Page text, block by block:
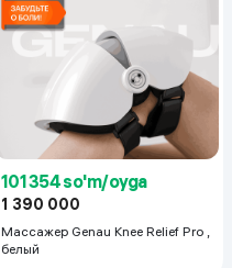
101 354 so'm/oyga
1 390 000
Массажер Genau Knee Relief Pro ,
белый